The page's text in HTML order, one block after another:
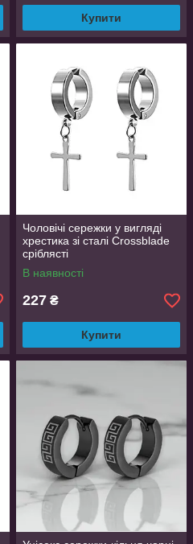
Купити
Чоловічі сережки у вигляді
хрестика зі сталі Crossblade
сріблясті
В наявності
227 ₴
Купити